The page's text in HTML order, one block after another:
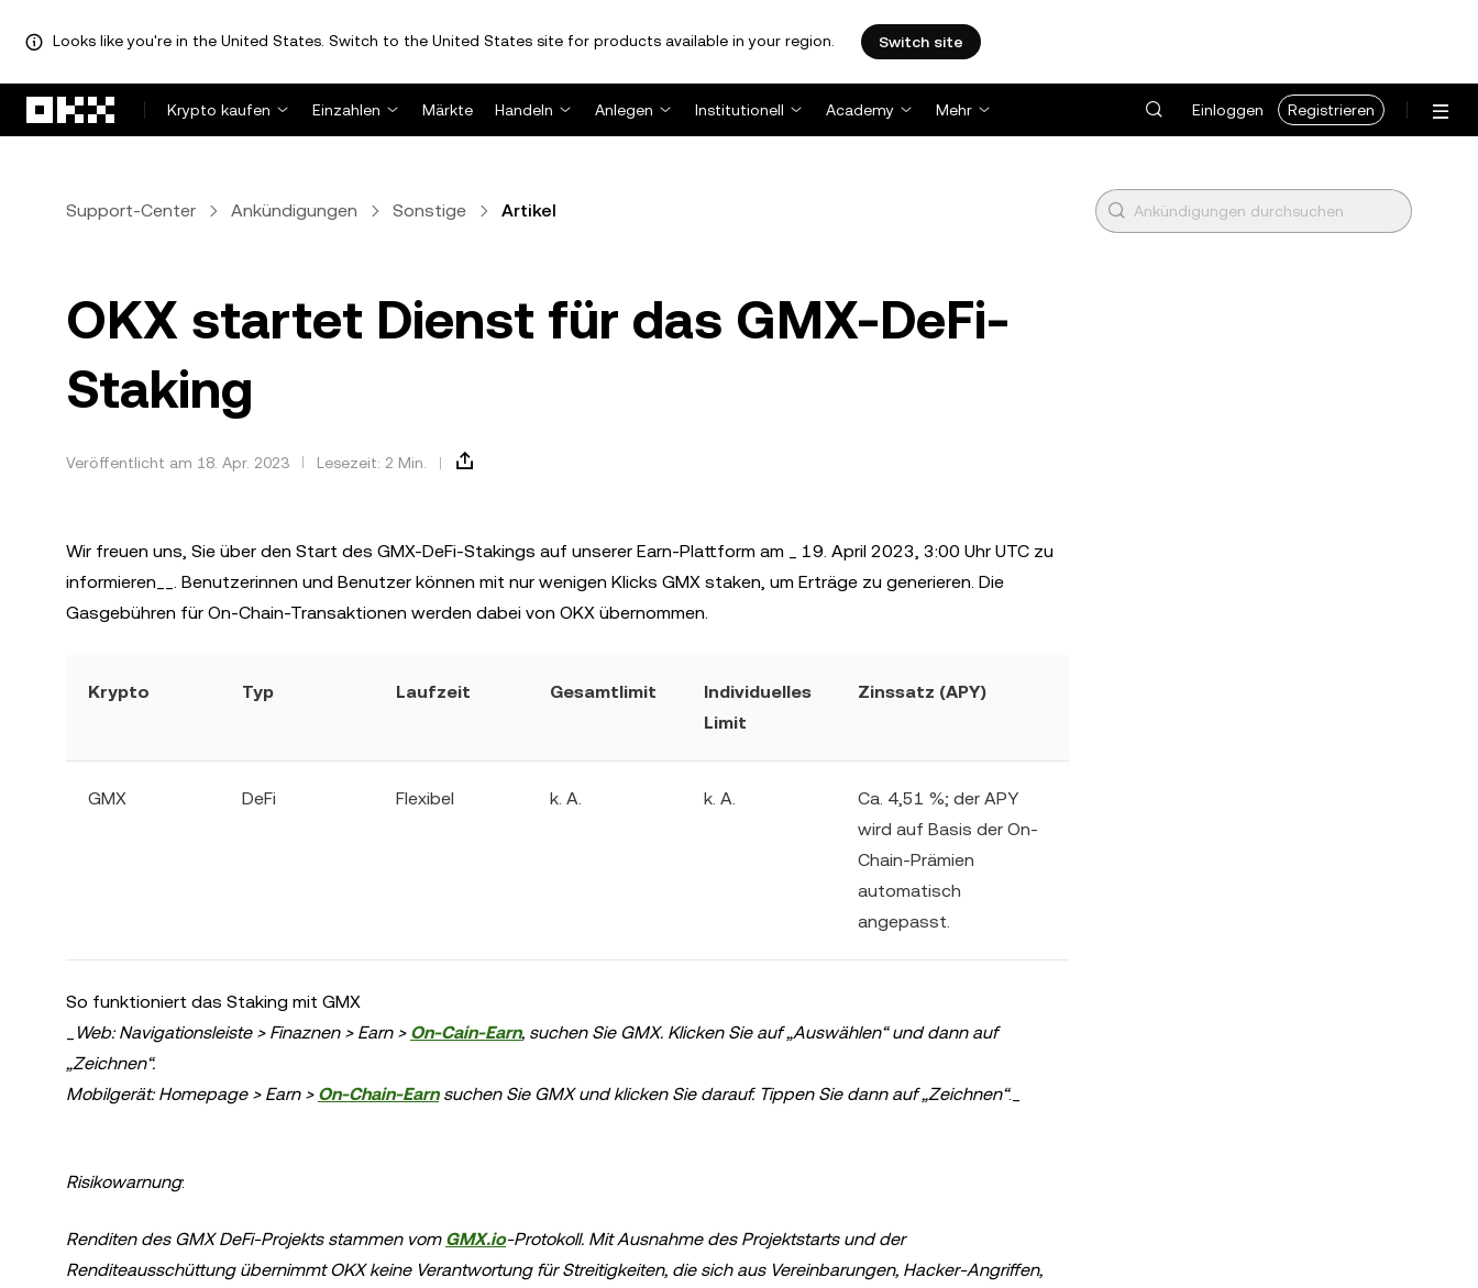
Looks like you're in the United States. Switch to the United States site for products available in your region. Switch site
Krypto kaufen
Einzahlen Märkte Handeln Anlegen Institutionell Academy Mehr Einloggen Registrieren
Support-Center Ankündigungen Sonstige Artikel
OKX startet Dienst für das GMX-DeFi-
Staking
Veröffentlicht am 18. Apr. 2023 Lesezeit: 2 Min.
Wir freuen uns, Sie über den Start des GMX-DeFi-Stakings auf unserer Earn-Plattform am _ 19. April 2023, 3:00 Uhr UTC zu
informieren__. Benutzerinnen und Benutzer können mit nur wenigen Klicks GMX staken, um Erträge zu generieren. Die
Gasgebühren für On-Chain-Transaktionen werden dabei von OKX übernommen.
Krypto Typ Laufzeit Gesamtlimit
Individuelles
Limit
Zinssatz (APY)
GMX DeFi Flexibel k. A. k. A.
Ca. 4,51 %; der APY
wird auf Basis der On-
Chain-Prämien
automatisch
angepasst.
So funktioniert das Staking mit GMX
Web: Navigationsleiste > Finaznen > Earn > On-Cain-Earn, suchen Sie GMX. Klicken Sie auf „Auswählen“ und dann auf
„Zeichnen“.
Mobilgerät: Homepage > Earn > On-Chain-Earnsuchen Sie GMX und klicken Sie darauf. Tippen Sie dann auf „Zeichnen“._
Risikowarnung:
Renditen des GMX DeFi-Projekts stammen vom GMX.io-Protokoll. Mit Ausnahme des Projektstarts und der
Renditeausschüttung übernimmt OKX keine Verantwortung für Streitigkeiten, die sich aus Vereinbarungen, Hacker-Angriffen,